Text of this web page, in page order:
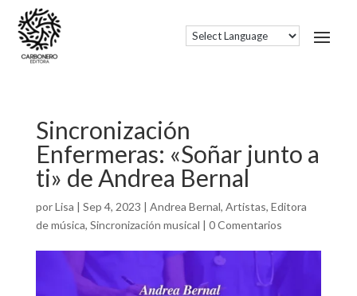
Sincronización
Enfermeras: «Soñar junto a
ti» de Andrea Bernal
porLisa | Sep 4, 2023 | Andrea Bernal, Artistas, Editora
de música, Sincronización musical | 0 Comentarios